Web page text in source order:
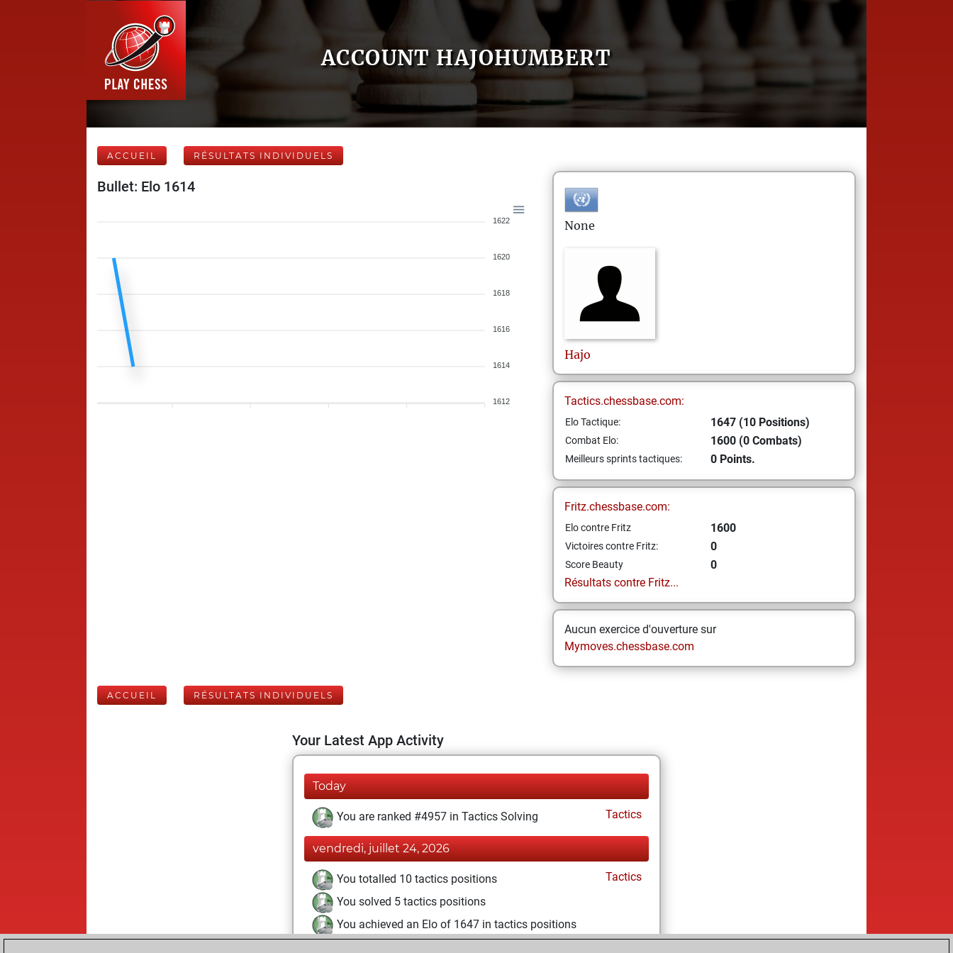
ACCOUNT HAJOHUMBERT
ACCUEIL RÉSULTATS INDIVIDUELS
Bullet: Elo 1614
1622
1620
1618
1616
1614
1612
None
Hajo
Tactics.chessbase.com:
Elo Tactique: 1647 (10 Positions)
Combat Elo: 1600 (0 Combats)
Meilleurs sprints tactiques: 0 Points.
Fritz.chessbase.com:
Elo contre Fritz 1600
Victoires contre Fritz: 0
Score Beauty
0
Résultats contre Fritz...
Aucun exercice d'ouverture sur
Mymoves.chessbase.com
ACCUEIL RÉSULTATS INDIVIDUELS
Your Latest App Activity
Today
You are ranked #4957 in Tactics Solving Tactics
vendredi, juillet 24, 2026
You totalled 10 tactics positions
Tactics
You solved 5 tactics positions
You achieved an Elo of 1647 in tactics positions